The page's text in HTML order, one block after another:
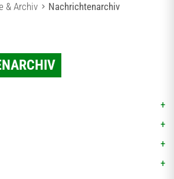
& Archiv Nachrichtenarchiv